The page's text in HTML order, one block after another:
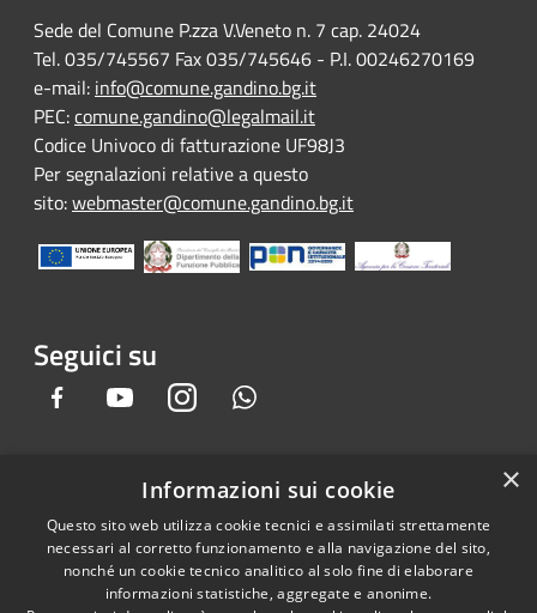
Sede del Comune P.zza V.Veneto n. 7 cap. 24024
Tel. 035/745567 Fax 035/745646 - P.I. 00246270169
e-mail: info@comune.gandino.bg.it
PEC:comune.gandino@legalmail.it
Codice Univoco di fatturazione UF98J3
Per segnalazioni relative a questo
sito:webmaster@comune.gandino.bg.it
Seguici su
Facebook YoutubeInstagram
Accessibilità
Privacy
Gandino • Powered by
Municipium•Accesso
redazione
×
Informazioni sui cookie
Questo sito web utilizza cookie tecnici e assimilati strettamente
necessari al corretto funzionamento e alla navigazione del sito,
nonché un cookie tecnico analitico al solo fine di elaborare
informazioni statistiche, aggregate e anonime.